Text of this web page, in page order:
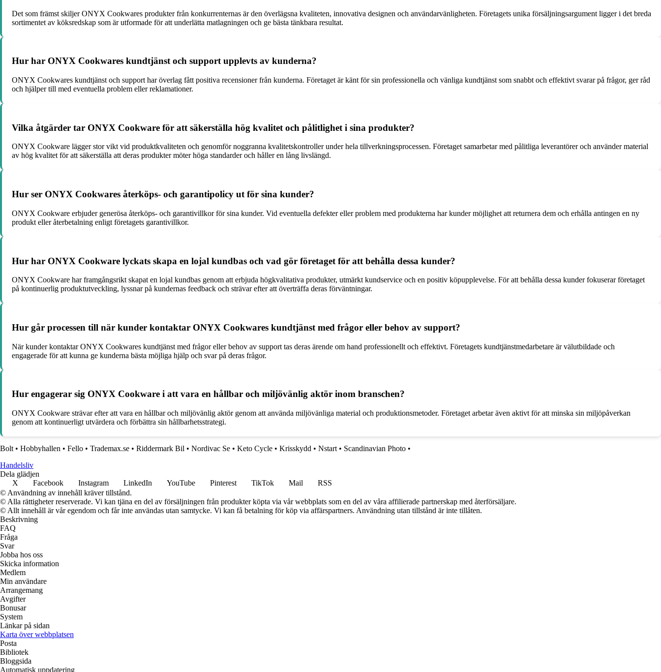
Det som främst skiljer ONYX Cookwares produkter från konkurrenternas är den överlägsna kvaliteten, innovativa designen och användarvänligheten. Företagets unika försäljningsargument ligger i det breda
sortimentet av köksredskap som är utformade för att underlätta matlagningen och ge bästa tänkbara resultat.
Hur har ONYX Cookwares kundtjänst och support upplevts av kunderna?
ONYX Cookwares kundtjänst och support har överlag fått positiva recensioner från kunderna. Företaget är känt för sin professionella och vänliga kundtjänst som snabbt och effektivt svarar på frågor, ger råd
och hjälper till med eventuella problem eller reklamationer.
Vilka åtgärder tar ONYX Cookware för att säkerställa hög kvalitet och pålitlighet i sina produkter?
ONYX Cookware lägger stor vikt vid produktkvaliteten och genomför noggranna kvalitetskontroller under hela tillverkningsprocessen. Företaget samarbetar med pålitliga leverantörer och använder material
av hög kvalitet för att säkerställa att deras produkter möter höga standarder och håller en lång livslängd.
Hur ser ONYX Cookwares återköps- och garantipolicy ut för sina kunder?
ONYX Cookware erbjuder generösa återköps- och garantivillkor för sina kunder. Vid eventuella defekter eller problem med produkterna har kunder möjlighet att returnera dem och erhålla antingen en ny
produkt eller återbetalning enligt företagets garantivillkor.
Hur har ONYX Cookware lyckats skapa en lojal kundbas och vad gör företaget för att behålla dessa kunder?
ONYX Cookware har framgångsrikt skapat en lojal kundbas genom att erbjuda högkvalitativa produkter, utmärkt kundservice och en positiv köpupplevelse. För att behålla dessa kunder fokuserar företaget
på kontinuerlig produktutveckling, lyssnar på kundernas feedback och strävar efter att överträffa deras förväntningar.
Hur går processen till när kunder kontaktar ONYX Cookwares kundtjänst med frågor eller behov av support?
När kunder kontaktar ONYX Cookwares kundtjänst med frågor eller behov av support tas deras ärende om hand professionellt och effektivt. Företagets kundtjänstmedarbetare är välutbildade och
engagerade för att kunna ge kunderna bästa möjliga hjälp och svar på deras frågor.
Hur engagerar sig ONYX Cookware i att vara en hållbar och miljövänlig aktör inom branschen?
ONYX Cookware strävar efter att vara en hållbar och miljövänlig aktör genom att använda miljövänliga material och produktionsmetoder. Företaget arbetar även aktivt för att minska sin miljöpåverkan
genom att kontinuerligt utvärdera och förbättra sin hållbarhetsstrategi.
Bolt • Hobbyhallen • Fello • Trademax.se • Riddermark Bil • Nordivac Se • Keto Cycle • Krisskydd • Nstart • Scandinavian Photo •
Handelsliv
Dela glädjen
X
Facebook Instagram LinkedIn YouTube Pinterest TikTok Mail
RSS
© Användning av innehåll kräver tillstånd.
© Alla rättigheter reserverade. Vi kan tjäna en del av försäljningen från produkter köpta via vår webbplats som en del av våra affilierade partnerskap med återförsäljare.
© Allt innehåll är vår egendom och får inte användas utan samtycke. Vi kan få betalning för köp via affärspartners. Användning utan tillstånd är inte tillåten.
Beskrivning
FAQ
Fråga
Svar
Jobba hos oss
Skicka information
Medlem
Min användare
Arrangemang
Avgifter
Bonusar
System
Länkar på sidan
Karta över webbplatsen
Posta
Bibliotek
Bloggsida
Automatisk uppdatering